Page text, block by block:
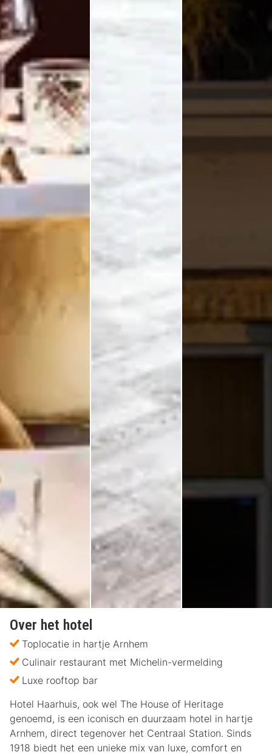
Over het hotel
Toplocatie in hartje Arnhem
Culinair restaurant met Michelin-vermelding
Luxe rooftop bar
Hotel Haarhuis, ook wel The House of Heritage
genoemd, is een iconisch en duurzaam hotel in hartje
Arnhem, direct tegenover het Centraal Station. Sinds
1918 biedt het een unieke mix van luxe, comfort en